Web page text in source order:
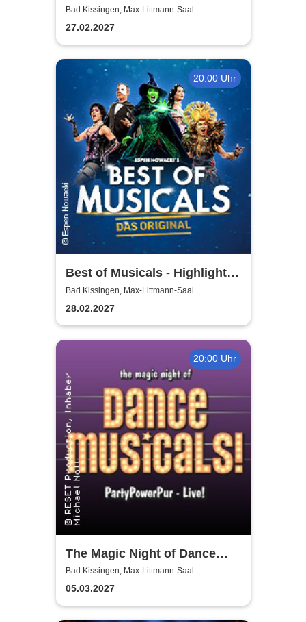
Vol. 2 - Solo Tour 2027
Bad Kissingen, Max-Littmann-Saal
27.02.2027
20:00 Uhr
Best of Musicals - Highlights
aus über 20 Musicals
Bad Kissingen, Max-Littmann-Saal
28.02.2027
20:00 Uhr
The Magic Night of Dance
Musicals
Bad Kissingen, Max-Littmann-Saal
05.03.2027